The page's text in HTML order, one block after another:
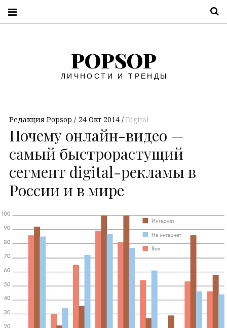
POPSOP
ЛИЧНОСТИ И ТРЕНДЫ
Редакция Popsop 24 Окт 2014 Digital
Почему онлайн-видео —
cамый быстрорастущий
сегмент digital-рекламы в
России и в мире